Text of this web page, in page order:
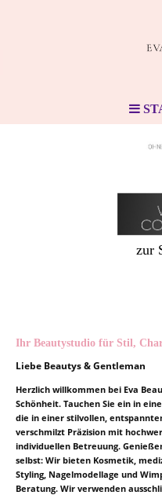
zur
Ihr Beautystudio für Stil,
Liebe Beautys & Gentleman
Herzlich willkommen bei Eva
Schönheit. Tauchen Sie ein in
die in einer stilvollen,
verschmilzt Präzision mit
individuellen Betreuung.
selbst: Wir bieten Kosmetik,
Styling, Nagelmodellage und
Beratung. Wir verwenden